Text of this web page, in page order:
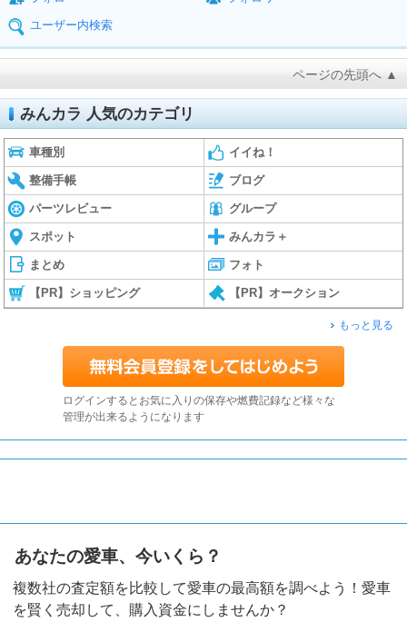
ユーザー内検索
ページの先頭へ ▲
みんカラ 人気のカテゴリ
車種別 イイね！
整備手帳 ブログ
パーツレビュー グループ
スポット みんカラ＋
まとめ フォト
【PR】ショッピング 【PR】オークション
もっと見る
ログインするとお気に入りの保存や燃費記録など様々な
管理が出来るようになります
あなたの愛車、今いくら？
複数社の査定額を比較して愛車の最高額を調べよう！愛車
を賢く売却して、購入資金にしませんか？